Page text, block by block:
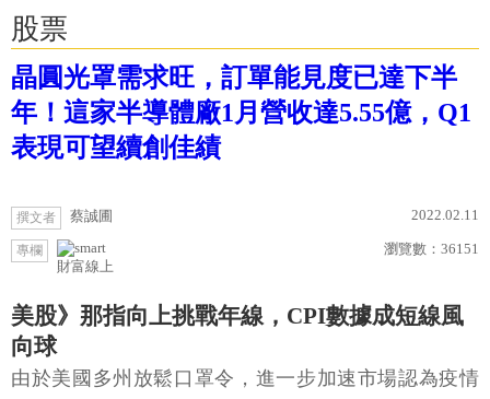
股票
晶圓光罩需求旺，訂單能見度已達下半
年！這家半導體廠1月營收達5.55億，Q1
表現可望續創佳績
撰文者 蔡誠圃 2022.02.11
專欄
財富線上
瀏覽數： 36151
美股》那指向上挑戰年線，CPI數據成短線風
向球
由於美國多州放鬆口罩令，進一步加速市場認為疫情